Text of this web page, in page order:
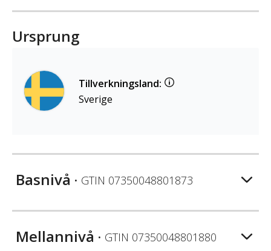
Ursprung
Tillverkningsland:
Sverige
Basnivå • GTIN 07350048801873
Mellannivå • GTIN 07350048801880